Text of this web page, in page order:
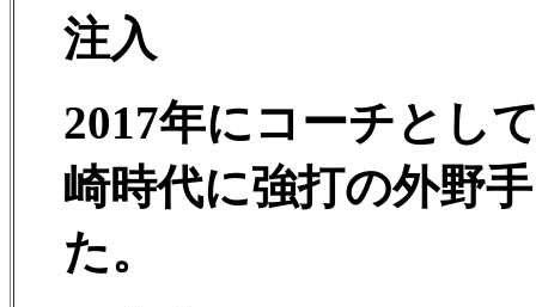
注入
2017年にコーチとし
崎時代に強打の外野
た。